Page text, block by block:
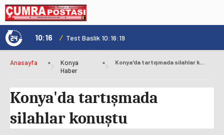
10:16 / Test Baslik 10:16:19
Anasayfa »
Konya
Haber
» Konya'da tartışmada silahlar konuştu
Konya'da tartışmada
silahlar konuştu